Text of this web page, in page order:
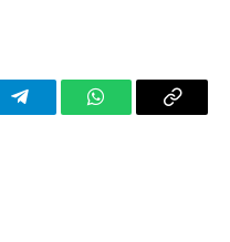
TelegramWhatsAppCopy